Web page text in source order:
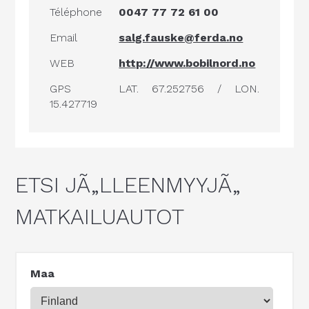
Téléphone
0047 77 72 61 00
Email
salg.fauske@ferda.no
WEB
http://www.bobilnord.no
GPS
LAT. 67.252756 / LON.
15.427719
ETSI JÃ„LLEENMYYJÃ„
MATKAILUAUTOT
Maa